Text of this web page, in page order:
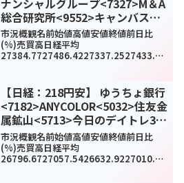
ナンシャルグループ<7327>M＆A
総合研究所<9552>キャンバス
<4575>今日のデイトレ1月30日
市況概観名前始値高値安値終値前日比
(%)売買高日経平均
27384.7727486.4227337.2527433.45
-0.26(-0.01%)1169...
【日経：218円安】 ゆうちょ銀行
<7182>ANYCOLOR<5032>住友金
属鉱山<5713>今日のデイトレ3月
16日
市況概観名前始値高値安値終値前日比
(%)売買高日経平均
26796.6727057.5426632.9227010.61